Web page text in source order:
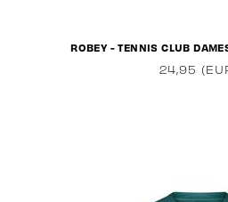
ROBEY - TENNIS CLUB
24,95